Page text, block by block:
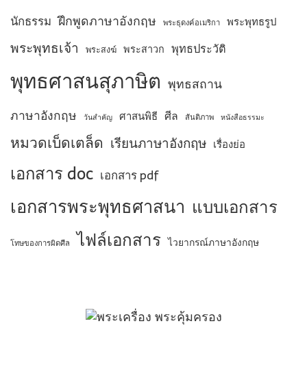
นักธรรม ฝึกพูดภาษาอังกฤษ พระธุดงค์อเมริกา พระพุทธรูป
พระพุทธเจ้า พระสงฆ์ พระสาวก พุทธประวัติ
พุทธศาสนสุภาษิต พุทธสถาน
ภาษาอังกฤษ วันสำคัญ ศาสนพิธี ศีล สันติภาพ หนังสือธรรมะ
หมวดเบ็ดเตล็ด เรียนภาษาอังกฤษ เรื่องย่อ
เอกสาร doc เอกสาร pdf
เอกสารพระพุทธศาสนา แบบเอกสาร
โทษของการผิดศีล ไฟล์เอกสาร ไวยากรณ์ภาษาอังกฤษ